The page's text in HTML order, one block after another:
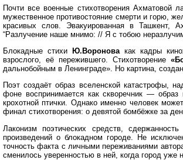
Почти все военные стихотворения Ахматовой
мужественное противостояние смерти и горю,
красивых слов. Эвакуированная в Ташкент,
“Разлучение наше мнимо: // Я с тобою
Блокадные стихиЮ.Воронова как кадры
взрослого, её пережившего. Стихотворение
дальнобойным в Ленинграде». Но картина,
Поэт создаёт образ вселенской катастрофы,
фоне воспринимается как скворечник —
крохотной птички. Однако именно человек
финал стихотворения: о девятой бомбёжке за
Лаконизм поэтических средств,
произведений о блокадном городе. Не
точность факта с личными переживаниями
сменилось уверенностью в ней, когда город уже